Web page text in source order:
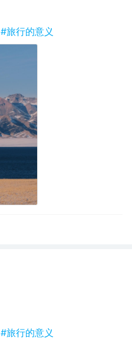
#旅行的意义
#旅行的意义